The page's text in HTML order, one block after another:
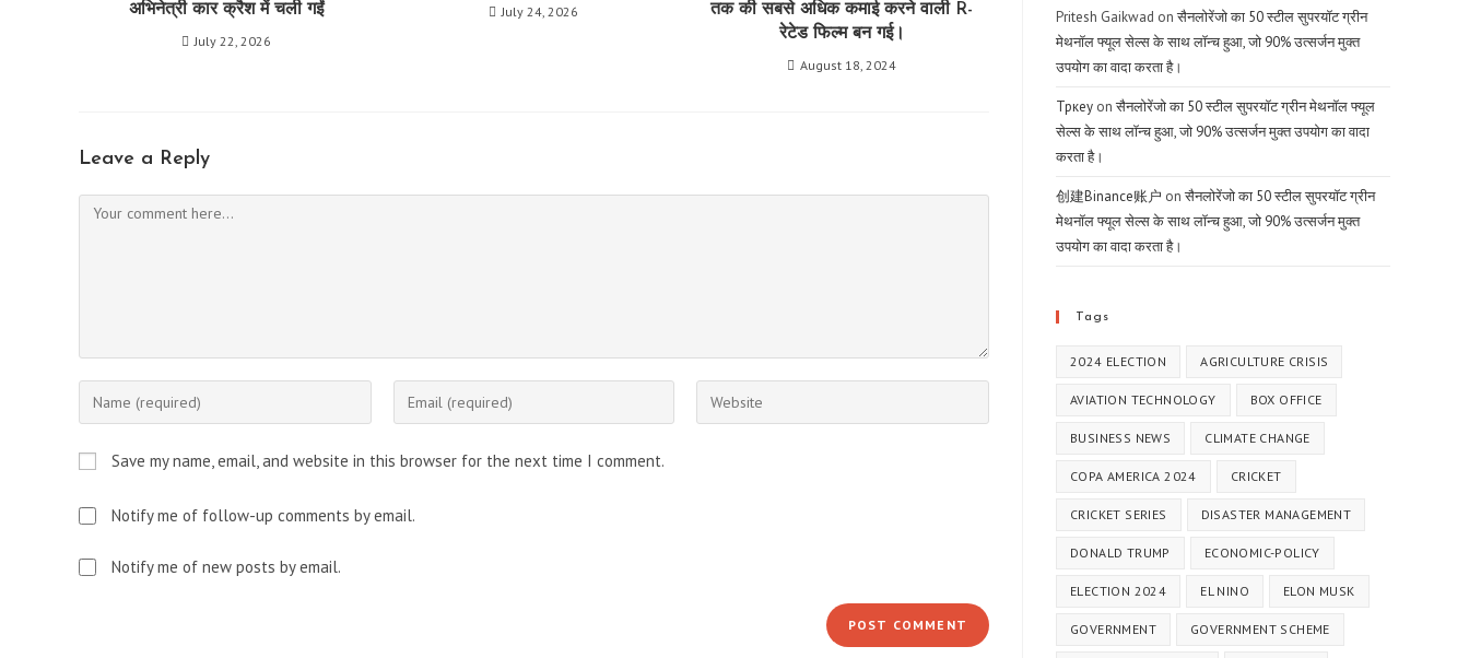
अभिनेत्री कार क्रैश में चली गईं
July 22, 2026
July 24, 2026
तक की सबसे अधिक कमाई करने वाली R-
रेटेड फिल्म बन गई।
August 18, 2024
Leave a Reply
Comment
Enter
your
or
to
comment
Enter
your
Enter
your
Save my name, email, and website in this browser for the next time I comment.
Notify me of follow-up comments by email.
Notify me of new posts by email.
Pritesh Gaikwad onसैनलोरेंजो का 50 स्टील सुपरयॉट ग्रीन
मेथनॉल फ्यूल सेल्स के साथ लॉन्च हुआ, जो 90% उत्सर्जन मुक्त
उपयोग का वादा करता है।
Тркеу onसैनलोरेंजो का 50 स्टील सुपरयॉट ग्रीन मेथनॉल फ्यूल
सेल्स के साथ लॉन्च हुआ, जो 90% उत्सर्जन मुक्त उपयोग का वादा
करता है।
创建Binance账户 onसैनलोरेंजो का 50 स्टील सुपरयॉट ग्रीन
मेथनॉल फ्यूल सेल्स के साथ लॉन्च हुआ, जो 90% उत्सर्जन मुक्त
उपयोग का वादा करता है।
Tags
2024 ELECTION AGRICULTURE CRISIS
AVIATION TECHNOLOGY BOX OFFICE
BUSINESS NEWS CLIMATE CHANGE
COPA AMERICA 2024 CRICKET
CRICKET SERIES DISASTER MANAGEMENT
DONALD TRUMP ECONOMIC-POLICY
ELECTION 2024 EL NINO ELON MUSK
GOVERNMENT GOVERNMENT SCHEME